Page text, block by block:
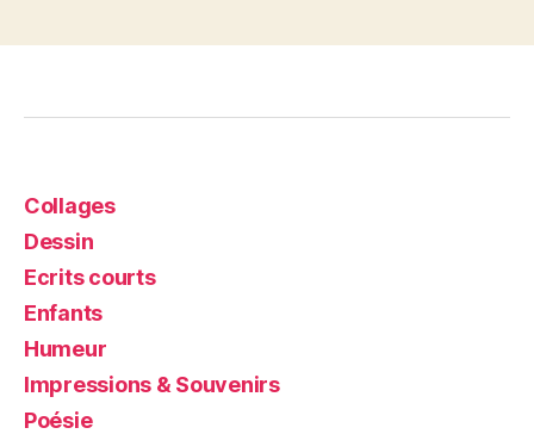
Collages
Dessin
Ecrits courts
Enfants
Humeur
Impressions & Souvenirs
Poésie